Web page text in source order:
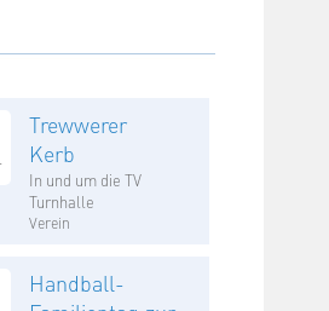
Trewwerer
Kerb
In und um die TV
Turnhalle
Verein
Handball-